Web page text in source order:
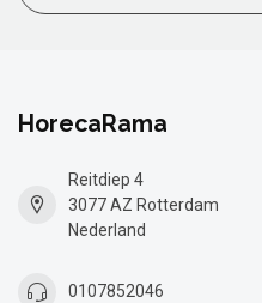
HorecaRama
Reitdiep 4
3077 AZ Rotterdam
Nederland
0107852046